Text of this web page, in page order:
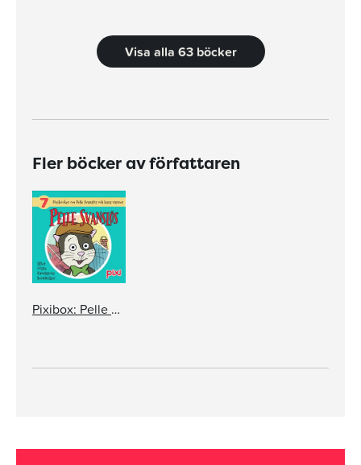
Visa alla 63 böcker
Fler böcker av författaren
Pixibox: Pelle Svanslös